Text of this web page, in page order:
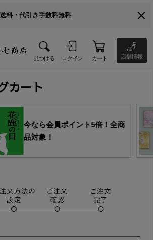
料・代引き手数料無料
見つける ログイン カート 店舗情報
カート
今なら会員ポイント5倍！全商
品対象！